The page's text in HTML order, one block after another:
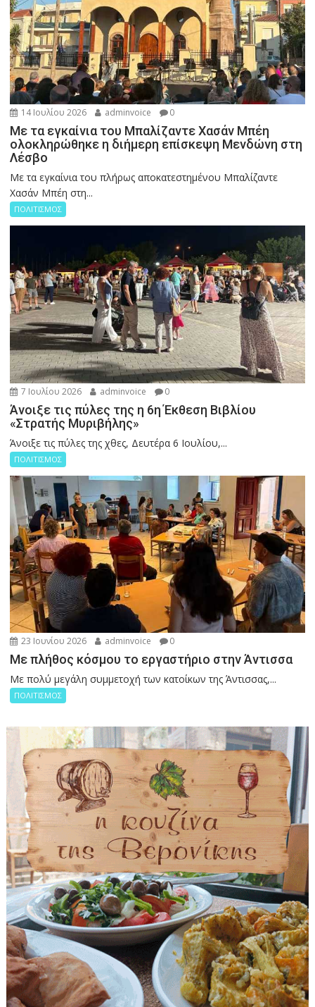
14 Ιουλίου 2026 adminvoice 0
Με τα εγκαίνια του Μπαλίζαντε Χασάν Μπέη
ολοκληρώθηκε η διήμερη επίσκεψη Μενδώνη στη
Λέσβο
Με τα εγκαίνια του πλήρως αποκατεστημένου Μπαλίζαντε
Χασάν Μπέη στη...
ΠΟΛΙΤΙΣΜΟΣ
7 Ιουλίου 2026 adminvoice 0
Άνοιξε τις πύλες της η 6η Έκθεση Βιβλίου
«Στρατής Μυριβήλης»
Άνοιξε τις πύλες της χθες, Δευτέρα 6 Ιουλίου,...
ΠΟΛΙΤΙΣΜΟΣ
23 Ιουνίου 2026 adminvoice 0
Με πλήθος κόσμου το εργαστήριο στην Άντισσα
Με πολύ μεγάλη συμμετοχή των κατοίκων της Άντισσας,...
ΠΟΛΙΤΙΣΜΟΣ